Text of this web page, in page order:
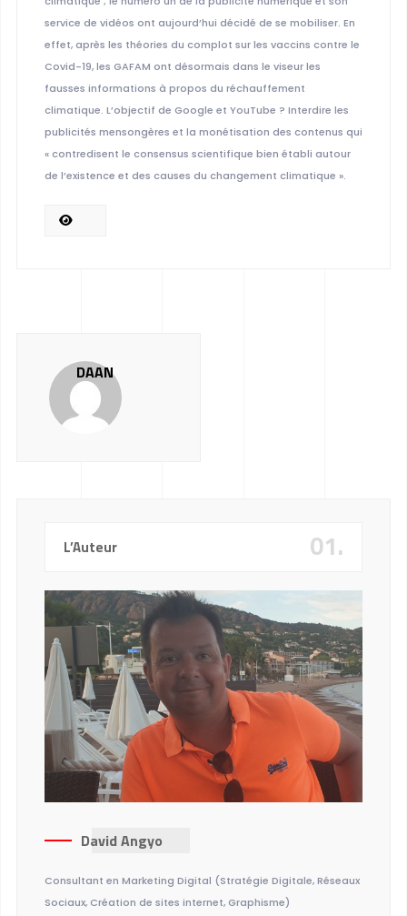
service de vidéos ont aujourd’hui décidé de se mobiliser. En
effet, après les théories du complot sur les vaccins contre le
Covid-19, les GAFAM ont désormais dans le viseur les
fausses informations à propos du réchauffement
climatique. L’objectif de Google et YouTube ? Interdire les
publicités mensongères et la monétisation des contenus qui
« contredisent le consensus scientifique bien établi autour
de l’existence et des causes du changement climatique ».
DAAN
L’Auteur 01.
David Angyo
Consultant en Marketing Digital (Stratégie Digitale, Réseaux
Sociaux, Création de sites internet, Graphisme)